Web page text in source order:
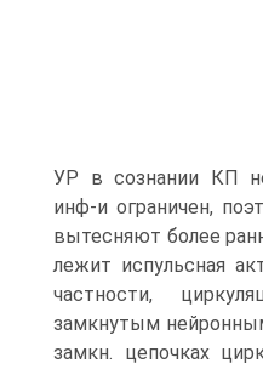
УР в сознании КП
инф-и ограничен,
вытесняют более
лежит испульсная
частности,
замкнутым
замкн. цепочках